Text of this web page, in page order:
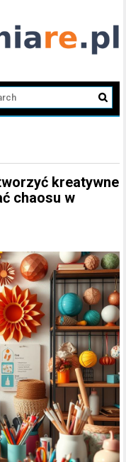
kreatywne
chaosu w